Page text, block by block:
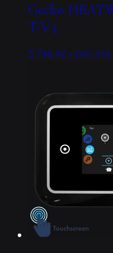
Gecko
T-V3
5 746 Kč s DPH 21%